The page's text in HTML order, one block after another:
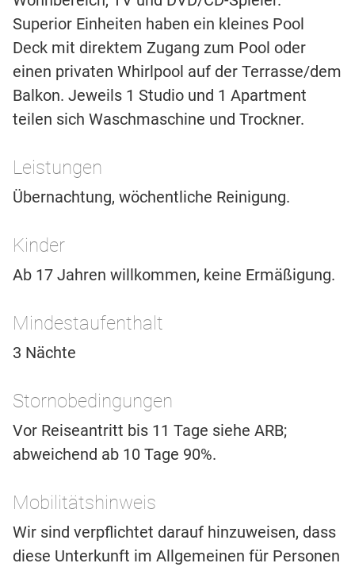
Superior Einheiten haben ein kleines Pool
Deck mit direktem Zugang zum Pool oder
einen privaten Whirlpool auf der Terrasse/dem
Balkon. Jeweils 1 Studio und 1 Apartment
teilen sich Waschmaschine und Trockner.
Leistungen
Übernachtung, wöchentliche Reinigung.
Kinder
Ab 17 Jahren willkommen, keine Ermäßigung.
Mindestaufenthalt
3 Nächte
Stornobedingungen
Vor Reiseantritt bis 11 Tage siehe ARB;
abweichend ab 10 Tage 90%.
Mobilitätshinweis
Wir sind verpflichtet darauf hinzuweisen, dass
diese Unterkunft im Allgemeinen für Personen